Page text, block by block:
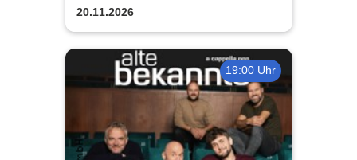
20.11.2026
19:00 Uhr